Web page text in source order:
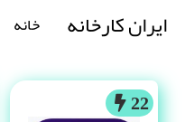
ایران کارخانه خانه
22